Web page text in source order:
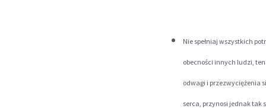
Nie spełniaj wszystkich
obecności innych ludzi,
odwagi i przezwyciężenia
serca, przynosi jednak tak